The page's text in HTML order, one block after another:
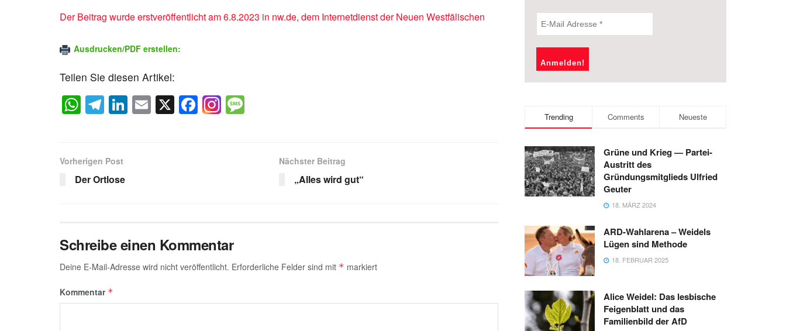
Der Beitrag wurde erstveröffentlicht am 6.8.2023 in nw.de, dem Internetdienst der Neuen Westfälischen
Ausdrucken/PDF erstellen:
Teilen Sie diesen Artikel:
W
h
s
A
T
el
gr
a
Li
n
E
m
X F
a
k
Vorherigen Post
Der Ortlose
Nächster Beitrag
„Alles wird gut“
Schreibe einen Kommentar
Deine E-Mail-Adresse wird nicht veröffentlicht. Erforderliche Felder sind mit * markiert
Kommentar *
Trending Comments Neueste
Grüne und Krieg — Partei-
Austritt des
Gründungsmitglieds Ulfried
Geuter
18. MÄRZ 2024
ARD-Wahlarena – Weidels
Lügen sind Methode
18. FEBRUAR 2025
Alice Weidel: Das lesbische
Feigenblatt und das
Familienbild der AfD